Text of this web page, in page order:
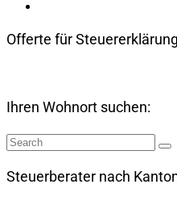
Offerte für
Ihren Wohnort suchen:
Steuerberater nach